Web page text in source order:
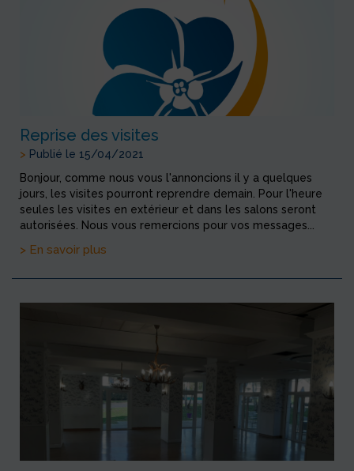
Reprise des visites
> Publié le 15/04/2021
Bonjour, comme nous vous l'annoncions il y a quelques
jours, les visites pourront reprendre demain. Pour l'heure
seules les visites en extérieur et dans les salons seront
autorisées. Nous vous remercions pour vos messages...
> En savoir plus